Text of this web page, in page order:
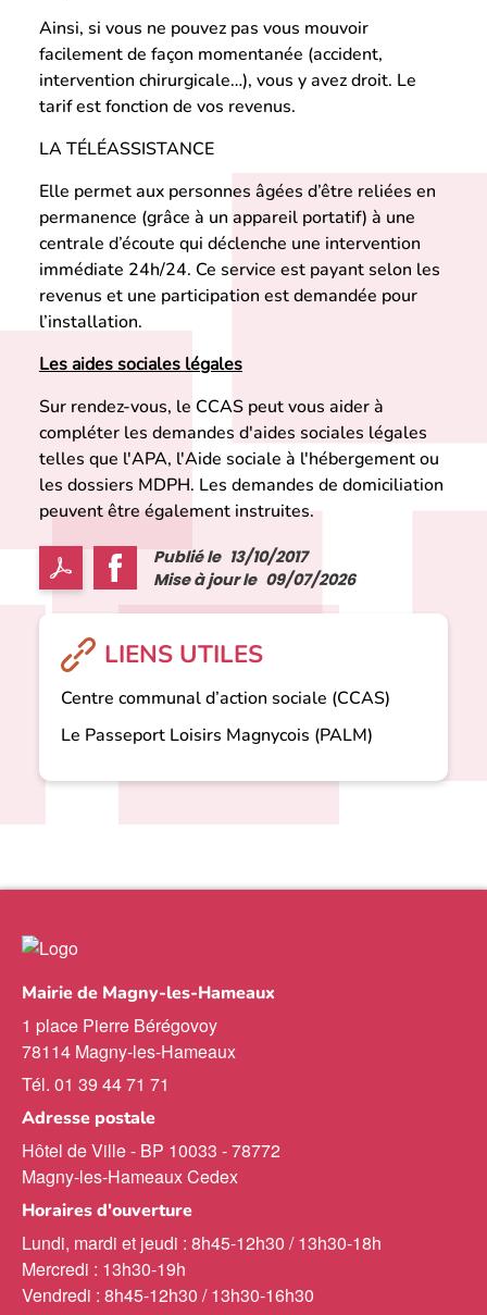
Ainsi, si vous ne pouvez pas vous mouvoir
facilement de façon momentanée (accident,
intervention chirurgicale…), vous y avez droit. Le
tarif est fonction de vos revenus.
LA TÉLÉASSISTANCE
Elle permet aux personnes âgées d’être reliées en
permanence (grâce à un appareil portatif) à une
centrale d’écoute qui déclenche une intervention
immédiate 24h/24. Ce service est payant selon les
revenus et une participation est demandée pour
l’installation.
Les aides sociales légales
Sur rendez-vous, le CCAS peut vous aider à
compléter les demandes d'aides sociales légales
telles que l'APA, l'Aide sociale à l'hébergement ou
les dossiers MDPH. Les demandes de domiciliation
peuvent être également instruites.
Publié le 13/10/2017
Mise à jour le 09/07/2026
LIENS UTILES
Centre communal d’action sociale (CCAS)
Le Passeport Loisirs Magnycois (PALM)
Mairie de Magny-les-Hameaux
1 place Pierre Bérégovoy
78114 Magny-les-Hameaux
Tél. 01 39 44 71 71
Adresse postale
Hôtel de Ville - BP 10033 - 78772
Magny-les-Hameaux Cedex
Horaires d'ouverture
Lundi, mardi et jeudi : 8h45-12h30 / 13h30-18h
Mercredi : 13h30-19h
Vendredi : 8h45-12h30 / 13h30-16h30